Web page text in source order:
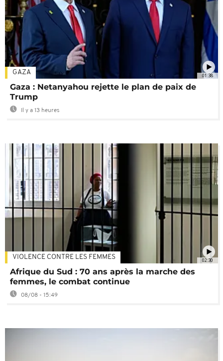
01:38
GAZA
Gaza : Netanyahou rejette le plan de paix de
Trump
Il y a 13 heures
02:30
VIOLENCE CONTRE LES FEMMES
Afrique du Sud : 70 ans après la marche des
femmes, le combat continue
08/08 - 15:49